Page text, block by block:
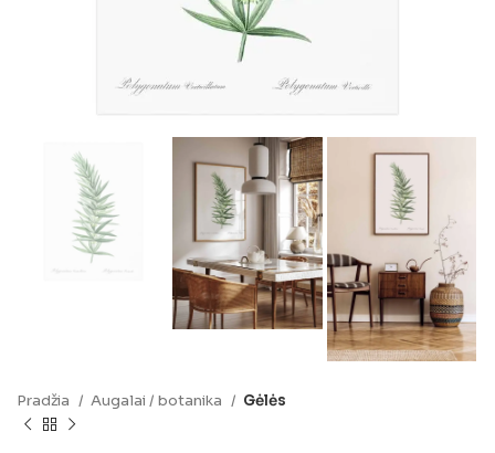
Pradžia Augalai / botanika Gėlės